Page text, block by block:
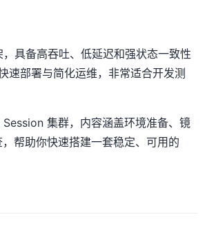
具备高吞吐、低延迟和强状态一致性
部署与简化运维，非常适合开发测
集群，内容涵盖环境准备、镜
帮助你快速搭建一套稳定、可用的